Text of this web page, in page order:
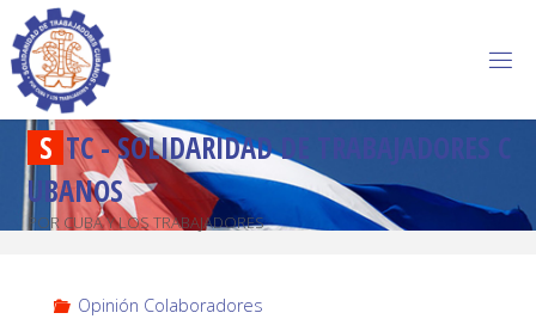
S TC-SOLIDARIDADD R A BAJADORES C
U BANOS
POR CUBA Y LOS TRABAJADORES
Opinión Colaboradores